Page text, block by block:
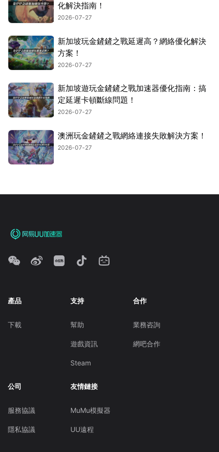
化解決指南！
2026-07-27
新加坡玩金鏟鏟之戰延遲高？網絡優化解決
方案！
2026-07-27
新加坡遊玩金鏟鏟之戰加速器優化指南：搞
定延遲卡頓斷線問題！
2026-07-27
澳洲玩金鏟鏟之戰網絡連接失敗解決方案！
2026-07-27
產品
下載
支持
幫助
遊戲資訊
Steam
合作
業務咨詢
網吧合作
公司
服務協議
隱私協議
友情鏈接
MuMu模擬器
UU遠程